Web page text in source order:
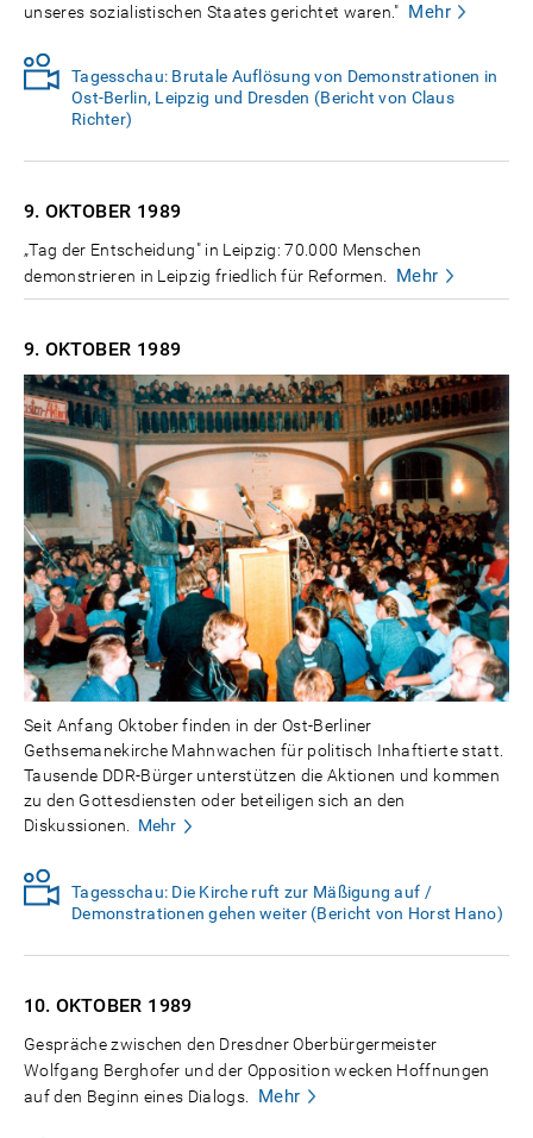
unseres sozialistischen Staates gerichtet waren."
Mehr
Tagesschau: Brutale Auflösung von Demonstrationen in
Ost-Berlin, Leipzig und Dresden (Bericht von Claus
Richter)
9. OKTOBER 1989
„Tag der Entscheidung" in Leipzig: 70.000 Menschen
demonstrieren in Leipzig friedlich für Reformen.
Mehr
9. OKTOBER 1989
Seit Anfang Oktober finden in der Ost-Berliner
Gethsemanekirche Mahnwachen für politisch Inhaftierte statt.
Tausende DDR-Bürger unterstützen die Aktionen und kommen
zu den Gottesdiensten oder beteiligen sich an den
Diskussionen.
Mehr
Tagesschau: Die Kirche ruft zur Mäßigung auf /
Demonstrationen gehen weiter (Bericht von Horst Hano)
10. OKTOBER 1989
Gespräche zwischen den Dresdner Oberbürgermeister
Wolfgang Berghofer und der Opposition wecken Hoffnungen
auf den Beginn eines Dialogs.
Mehr